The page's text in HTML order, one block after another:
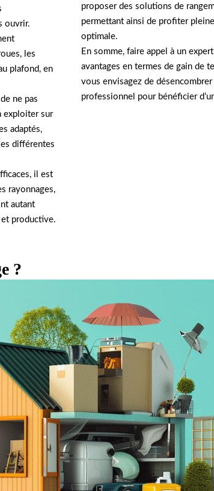
ouvrir.
les
plafond, en
ne pas
exploiter sur
adaptés,
différentes
il est
rayonnages,
autant
et productive.
proposer des solutions de
permettant ainsi de profiter
optimale.
En somme, faire appel à un
avantages en termes de gain de
vous envisagez de
professionnel pour bénéficier
?